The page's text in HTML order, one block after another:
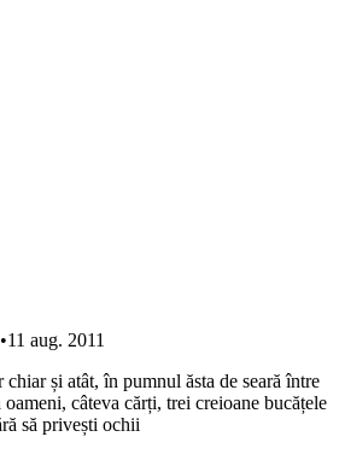
•11 aug. 2011
chiar și atât, în pumnul ăsta de seară între
câteva cărți, trei creioane bucățele
să privești ochii